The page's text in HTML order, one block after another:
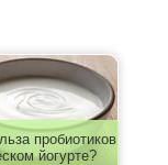
пробиотиков
йогурте?